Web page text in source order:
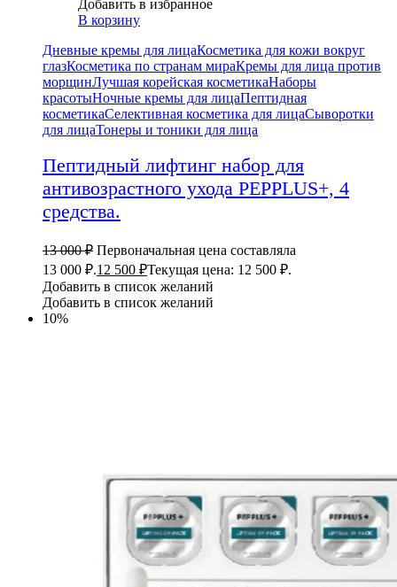
Добавить в избранное
В корзину
Дневные кремы для лицаКосметика для кожи вокруг
глазКосметика по странам мираКремы для лица против
морщинЛучшая корейская косметикаНаборы
красотыНочные кремы для лицаПептидная
косметикаСелективная косметика для лицаСыворотки
для лицаТонеры и тоники для лица
Пептидный лифтинг набор для
антивозрастного ухода PEPPLUS+, 4
средства.
13 000₽ Первоначальная цена составляла
13 000 ₽.12 500 ₽Текущая цена: 12 500 ₽.
Добавить в список желаний
Добавить в список желаний
10%